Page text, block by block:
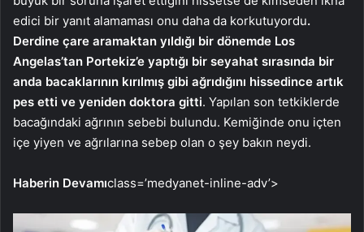
edici bir yanıt alamaması onu daha da korkutuyordu.
Derdine çare aramaktan yıldığı bir dönemde Los
Angelas’tan Portekiz’e yaptığı bir seyahat sırasında bir
anda bacaklarının kırılmış gibi ağrıdığını hissedince artık
pes etti ve yeniden doktora gitti. Yapılan son tetkiklerde
bacağındaki ağrının sebebi bulundu. Kemiğinde onu içten
içe yiyen ve ağrılarına sebep olan o şey bakın neydi.
Haberin Devamıclass=’medyanet-inline-adv’>